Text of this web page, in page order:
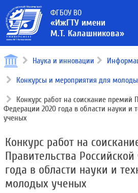
ФГБОУ ВО
«ИжГТУ имени
М.Т. Калашникова»
Наука и инновации
Конкурсы и мероприятия для
Конкурс работ на соискание премий
Федерации 2020 года в области науки и
ученых
Конкурс работ на
Правительства
года в области науки и
молодых ученых